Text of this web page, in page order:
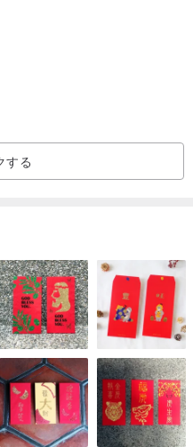
味に違いが出てしまうことが
取れやすくなります。
恐れがあるため、
。
＝＝＝＝＝♪
する